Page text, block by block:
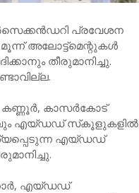
പ്രവേശന
മൂന്ന് അലോട്ട്മെന്റുകള്‍
തീരുമാനിച്ചു.
കണ്ണൂര്‍, കാസര്‍കോട്
എയ്ഡഡ് സ്‌കൂളുകളില്‍
എയ്ഡഡ്
എയ്ഡഡ്